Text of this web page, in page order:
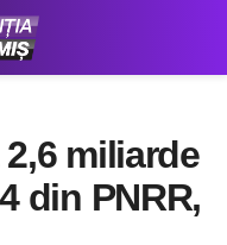
miliarde
din PNRR,